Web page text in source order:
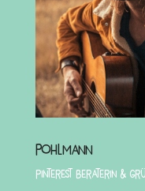
Pohlmann
Pinterest Beraterin &